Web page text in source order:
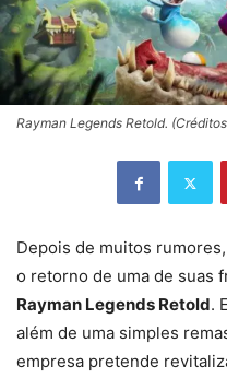
Rayman Legends Retold.
Depois de muitos
o retorno de uma de suas
Rayman Legends Retold.
além de uma simples
empresa pretende